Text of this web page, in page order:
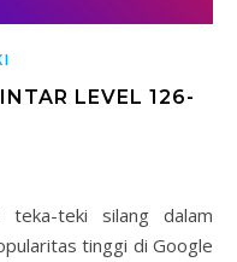
LEVEL 126-
tinggi di Google